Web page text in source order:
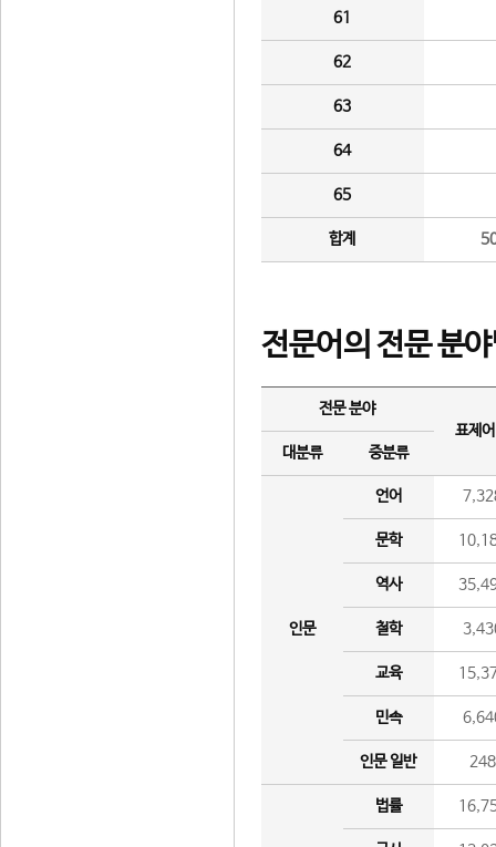
61
62
63
64
65
합계
전문어의 전문 분
전문 분야
표제
대분류
중분류
인문
언어
문학
역사
철학
교육
민속
인문 일반 248
법률